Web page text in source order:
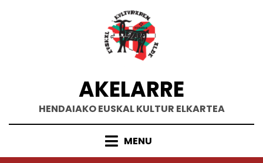
AKELARRE
HENDAIAKO EUSKAL KULTUR ELKARTEA
MENU